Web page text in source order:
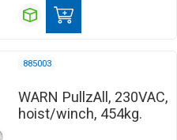
885003
WARN PullzAll, 230VAC,
hoist/winch, 454kg.